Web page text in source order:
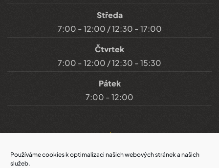
Používáme cookies k optimalizaci našich webových stránek a našich
služeb.
Středa
7:00 - 12:00 / 12:30 - 17:00
Čtvrtek
7:00 - 12:00 / 12:30 - 15:30
Pátek
7:00 - 12:00
Důležité odkazy